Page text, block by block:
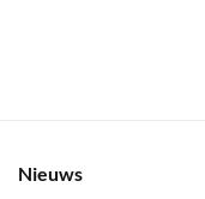
Nieuws